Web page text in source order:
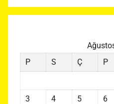
P
S Ç P
3
4 5 6